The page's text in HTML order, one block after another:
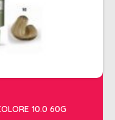
10.0 60G